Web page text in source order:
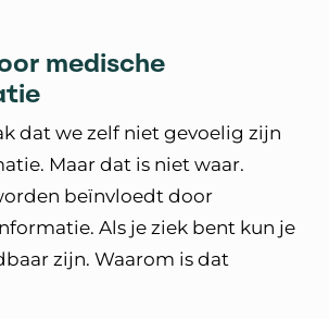
medische
dat we zelf niet gevoelig zijn
Maar dat is niet waar.
beïnvloedt door
Als je ziek bent kun je
zijn. Waarom is dat